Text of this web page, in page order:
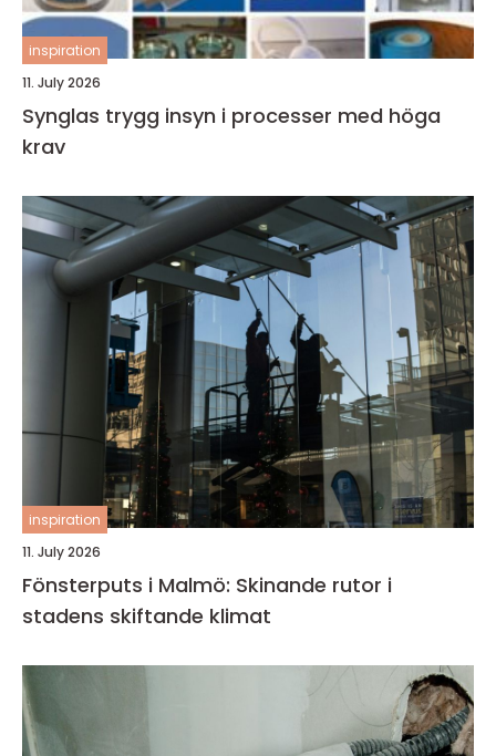
inspiration
11. July 2026
Synglas trygg insyn i processer med höga
krav
inspiration
11. July 2026
Fönsterputs i Malmö: Skinande rutor i
stadens skiftande klimat